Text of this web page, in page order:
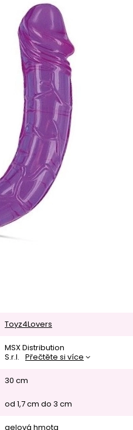
Toyz4Lovers
MSX Distribution
S.r.l. Přečtěte si více
30 cm
od 1,7 cm do 3 cm
gelová hmota